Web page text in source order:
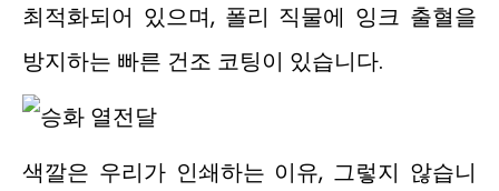
최적화되어 있으며, 폴리 직물에 잉크 출혈을
방지하는 빠른 건조 코팅이 있습니다.
색깔은 우리가 인쇄하는 이유, 그렇지 않습니